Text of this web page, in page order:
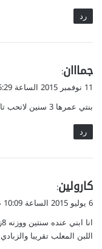
رد
ي
ق
ل
جمااان:
11 نوفمبر 2015 الساعة 5:29 م
بنتي عمرها 3 سنين لاتحب تاكل ابد الا اجباري اعطوني حل
رد
ي
ق
ل
كارولين:
6 يوليو 2015 الساعة 10:09 ص
اللبن المعلب تقريبا